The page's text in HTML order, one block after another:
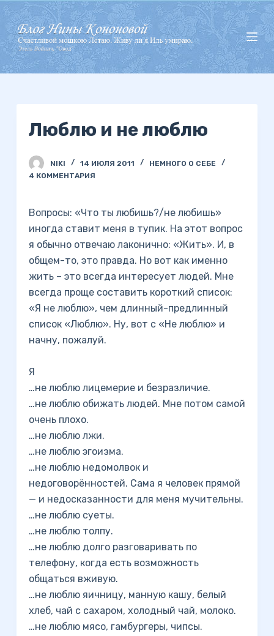
П
е
р
е
й
Люблю и не люблю
NIKI 14 ИЮЛЯ 2011
НЕМНОГО О СЕБЕ
4 КОММЕНТАРИЯ
Вопросы: «Что ты любишь?/не любишь»
иногда ставит меня в тупик. На этот вопрос
я обычно отвечаю лаконично: «Жить». И, в
общем-то, это правда. Но вот как именно
жить – это всегда интересует людей. Мне
всегда проще составить короткий список:
«Я не люблю», чем длинный-предлинный
список «Люблю». Ну, вот с «Не люблю» и
начну, пожалуй.
Я
…не люблю лицемерие и безразличие.
…не люблю обижать людей. Мне потом самой
очень плохо.
…не люблю лжи.
…не люблю эгоизма.
…не люблю недомолвок и
недоговорённостей. Сама я человек прямой
— и недосказанности для меня мучительны.
…не люблю суеты.
…не люблю толпу.
…не люблю долго разговаривать по
телефону, когда есть возможность
общаться вживую.
…не люблю яичницу, манную кашу, белый
хлеб, чай с сахаром, холодный чай, молоко.
…не люблю мясо, гамбургеры, чипсы.